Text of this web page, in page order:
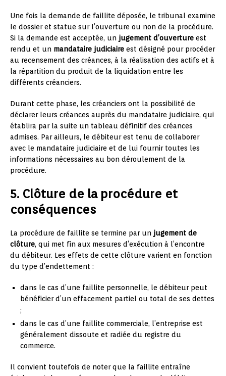
Une fois la demande de faillite déposée, le tribunal examine
le dossier et statue sur l’ouverture ou non de la procédure.
Si la demande est acceptée, un jugement d’ouverture est
rendu et un mandataire judiciaire est désigné pour procéder
au recensement des créances, à la réalisation des actifs et à
la répartition du produit de la liquidation entre les
différents créanciers.
Durant cette phase, les créanciers ont la possibilité de
déclarer leurs créances auprès du mandataire judiciaire, qui
établira par la suite un tableau définitif des créances
admises. Par ailleurs, le débiteur est tenu de collaborer
avec le mandataire judiciaire et de lui fournir toutes les
informations nécessaires au bon déroulement de la
procédure.
5. Clôture de la procédure et
conséquences
La procédure de faillite se termine par un jugement de
clôture, qui met fin aux mesures d’exécution à l’encontre
du débiteur. Les effets de cette clôture varient en fonction
du type d’endettement :
dans le cas d’une faillite personnelle, le débiteur peut
bénéficier d’un effacement partiel ou total de ses dettes
;
dans le cas d’une faillite commerciale, l’entreprise est
généralement dissoute et radiée du registre du
commerce.
Il convient toutefois de noter que la faillite entraîne